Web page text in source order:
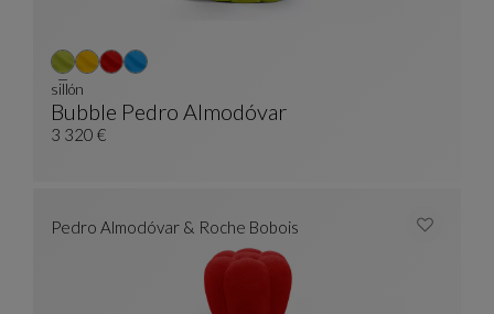
Bubble Pedro Almodóvar
Sillón
Ver Descripción Completa
sillón
3 320 €
Pedro Almodóvar & Roche Bobois